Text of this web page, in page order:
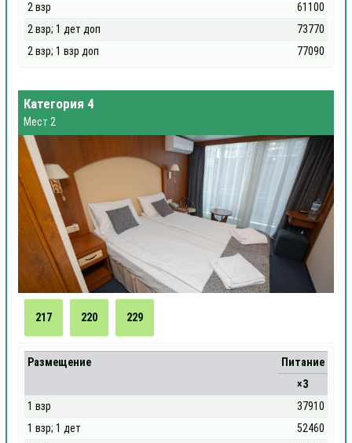
2 взр
61100
2 взр; 1 дет доп
73770
2 взр; 1 взр доп
77090
Категория 4
Мест 2
217 220 229
Размещение
Питание
×3
1 взр
37910
1 взр; 1 дет
52460